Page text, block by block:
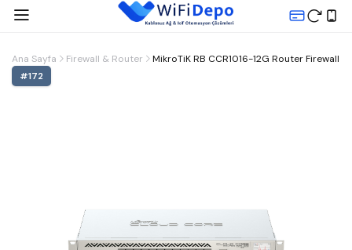
Ana Sayfa Firewall & Router
MikroTiK RB CCR1016-12G Router Firewall
#172